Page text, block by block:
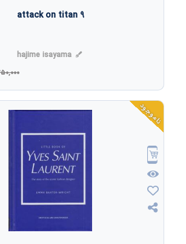
attack on titan 9
hajime isayama
ناموجود